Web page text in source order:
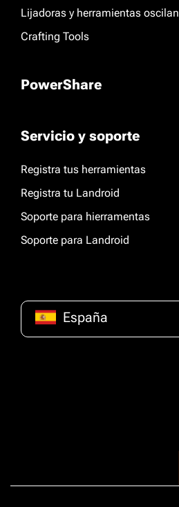
Lijadoras y herramientas
Crafting Tools
PowerShare
Servicio y soporte
Registra tus herramientas
Registra tu Landroid
Soporte para hierramentas
Soporte para Landroid
España